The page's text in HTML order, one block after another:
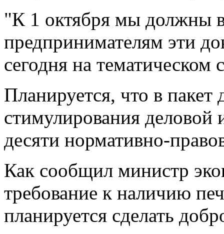
"К 1 октября мы должны
предпринимателям эти
сегодня на тематическом
Планируется, что в
стимулирования деловой
десяти нормативно-
Как сообщил министр
требование к наличию
планируется сделать